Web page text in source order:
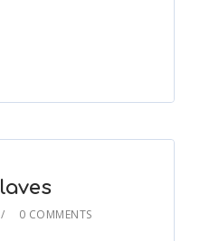
0 COMMENTS